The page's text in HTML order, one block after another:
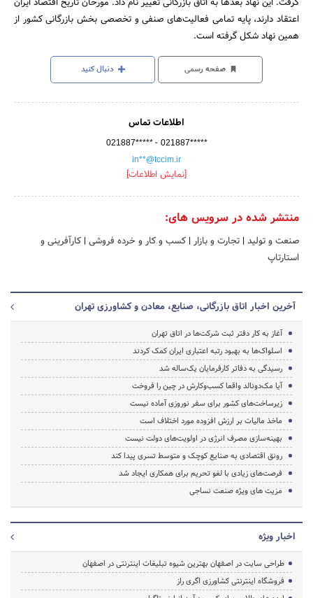
اعتقاد دارند، پایه تمامی فعالیت‌های صنفی و تخصصی بخش بازرگانی کشور از
همین نهاد شکل گرفته است.
صفحه رسمی دنبال کنید
اطلاعات تماس
021887***** - 021887*****
in**@tccim.ir
[نمایش اطلاعات]
منتشر شده در سرویس های:
صنعت و تولید | تجارت و بازار | کسب و کار و خرده فروشی | کارآفرینی و
استارتاپ
آخرین اخبار اتاق بازرگانی، صنایع، معادن و کشاورزی تهران
آغاز به کار دفتر ثبت شرکت‌ها در اتاق تهران
اسلواک‌ها به بهبود رتبه اعتباری ایران کمک کردند
رسیدگی به دفاتر کارفرمایان یک‌ساله شد
آیا مک‌دونالد واقعا کسب‌وکارش در چین را فروخت
زیرساخت‌های کشور برای سفر نوروزی آماده نیست
ماخذ مالیات بر ارزش افزوده مورد اختلاف است
بهینه‌سازی مصرف انرژی در اولویت‌های دولت نیست
رونق اقتصادی به صنایع کوچک و متوسط تسری پیدا کند
فرصت‌های زیادی با لغو تحریم‌ برای همکاری ایجاد شد
مزیت های ویژه صنعت نساجی
اخبار ویژه
طراحی سایت در اصفهان بهترین شیوه تبلیغات اینترنتی در اصفهان
فروشگاه اینترنتی کشاورزی اگری راز